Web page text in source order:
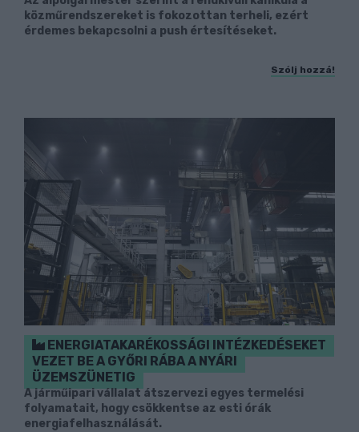
közműrendszereket is fokozottan terheli, ezért
érdemes bekapcsolni a push értesítéseket.
Szólj hozzá!
ENERGIATAKARÉKOSSÁGI INTÉZKEDÉSEKET
VEZET BE A GYŐRI RÁBA A NYÁRI
ÜZEMSZÜNETIG
A járműipari vállalat átszervezi egyes termelési
folyamatait, hogy csökkentse az esti órák
energiafelhasználását.